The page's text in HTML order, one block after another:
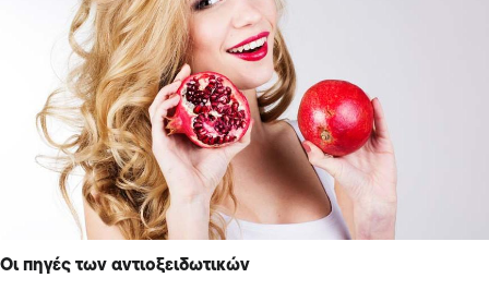
Οι πηγές των αντιοξειδωτικών